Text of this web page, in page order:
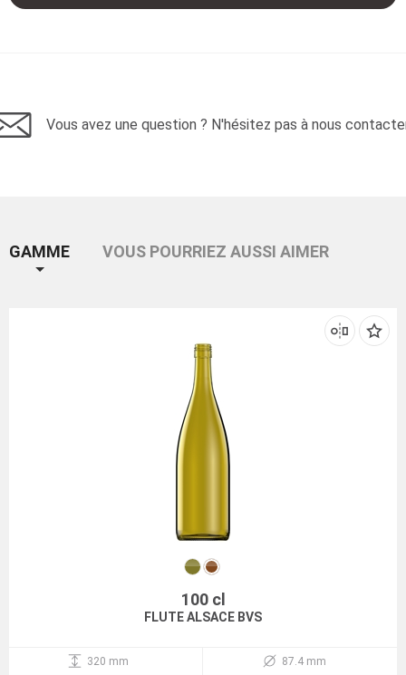
Vous avez une question ? N'hésitez pas à nous
GAMME VOUS POURRIEZ AUSSI AIMER
100 cl
FLUTE ALSACE BVS
320 mm 87.4 mm